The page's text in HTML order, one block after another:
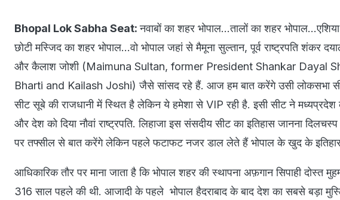
Bhopal Lok Sabha Seat:नवाबों का शहर भोपाल...तालों का शहर
छोटी मस्जिद का शहर भोपाल...वो भोपाल जहां से मैमूना सुल्तान, पूर्व राष्ट्रपति शंकर
और कैलाश जोशी (Maimuna Sultan, former President Shankar Dayal
Bharti and Kailash Joshi) जैसे सांसद रहे हैं. आज हम बात करेंगे उसी लोकसभा
सीट सूबे की राजधानी में स्थित है लेकिन ये हमेशा से VIP रही है. इसी सीट ने मध्यप्रदेश
और देश को दिया नौवां राष्ट्रपति. लिहाजा इस संसदीय सीट का इतिहास जानना
पर तफ्सील से बात करेंगे लेकिन पहले फटाफट नजर डाल लेते हैं भोपाल के खुद के
आधिकारिक तौर पर माना जाता है कि भोपाल शहर की स्थापना अफ़गान सिपाही दोस्त
316 साल पहले की थी. आजादी के पहले भोपाल हैदराबाद के बाद देश का सबसे बड़ा